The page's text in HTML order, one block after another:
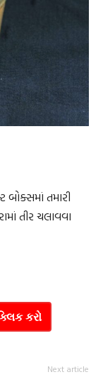
તમારી
તીર ચલાવવા
કરો
Next article